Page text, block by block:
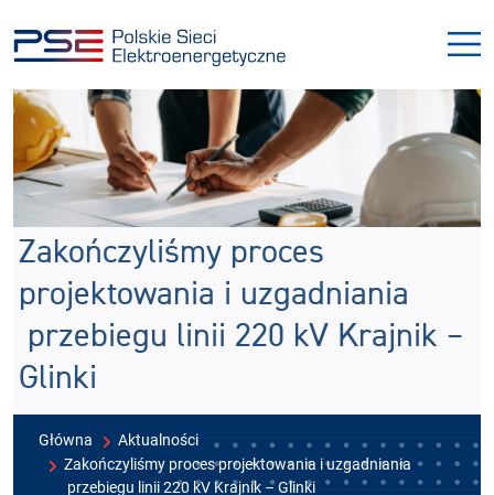
do
menu
do
treści
Zakończyliśmy proces
projektowania i uzgadniania
przebiegu linii 220 kV Krajnik –
Glinki
Główna
Aktualności
Zakończyliśmy proces projektowania i uzgadniania
przebiegu linii 220 kV Krajnik – Glinki